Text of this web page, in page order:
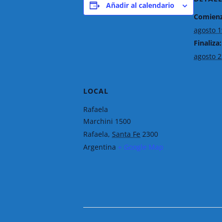
Añadir al calendario
agosto
Finaliza:
agosto
LOCAL
Rafaela
Marchini 1500
Rafaela, Santa Fe 2300
Argentina + Google Map